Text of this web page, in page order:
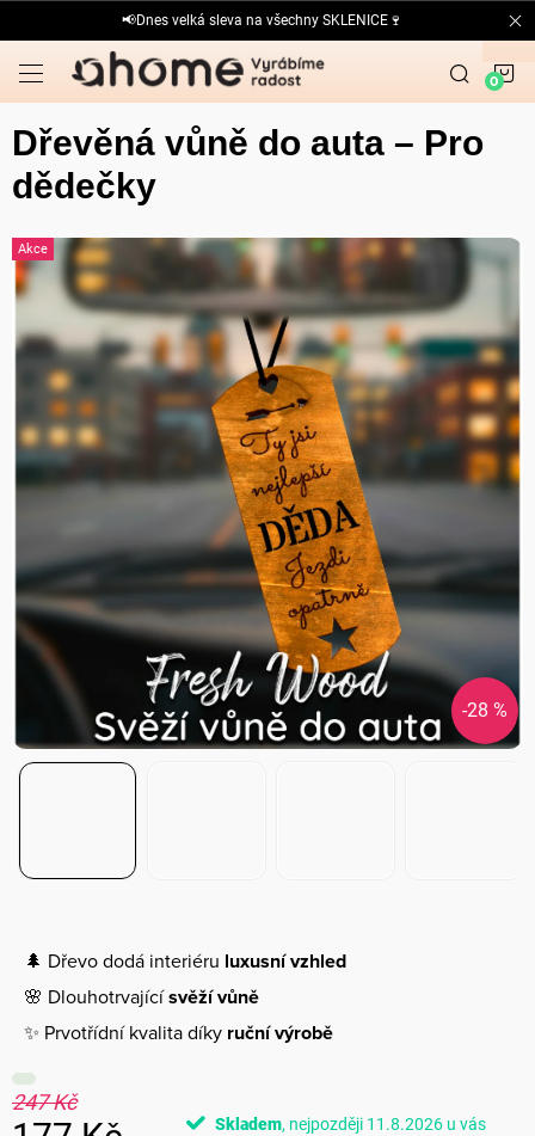
na
obsah
📢Dnes velká sleva na všechny SKLENICE🍷
Dřevěná vůně do auta – Pro
dědečky
Akce
-28 %
🌲 Dřevo dodá interiéru luxusní vzhled
🌸 Dlouhotrvajícísvěží vůně
✨ Prvotřídní kvalita díky ruční výrobě
247 Kč
Skladem 11.8.2026